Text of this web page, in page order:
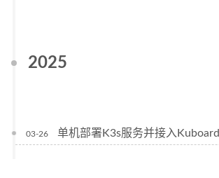
2025
03-26 单机部署K3s服务并接入Kuboard